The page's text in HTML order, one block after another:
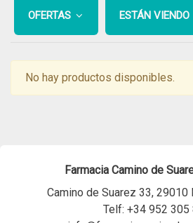
OFERTAS ESTÁN VIENDO
No hay productos disponibles.
Farmacia Camino de
Camino de Suarez 33, 29010
Telf: +34 952 305